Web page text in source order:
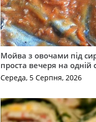
Мойва з овочами під
проста вечеря на одній
Середа, 5 Серпня, 2026